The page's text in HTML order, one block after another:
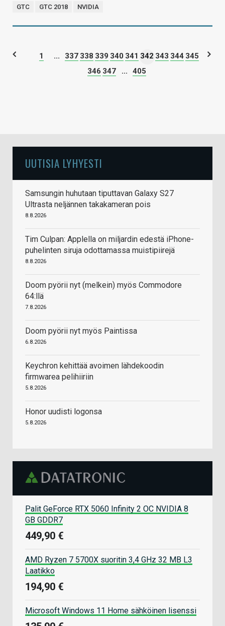
GTC GTC 2018 NVIDIA
1 ... 337 338 339 340 341 342 343 344 345
346 347 ... 405
UUTISIA LYHYESTI
Samsungin huhutaan tiputtavan Galaxy S27
Ultrasta neljännen takakameran pois
8.8.2026
Tim Culpan: Applella on miljardin edestä iPhone-
puhelinten siruja odottamassa muistipiirejä
8.8.2026
Doom pyörii nyt (melkein) myös Commodore
64:llä
7.8.2026
Doom pyörii nyt myös Paintissa
6.8.2026
Keychron kehittää avoimen lähdekoodin
firmwarea pelihiiriin
5.8.2026
Honor uudisti logonsa
5.8.2026
Palit GeForce RTX 5060 Infinity 2 OC NVIDIA 8
GB GDDR7
449,90 €
AMD Ryzen 7 5700X suoritin 3,4 GHz 32 MB L3
Laatikko
194,90 €
Microsoft Windows 11 Home sähköinen lisenssi